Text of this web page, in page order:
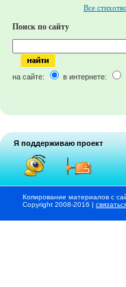
Все
Поиск по сайту
на сайте: в интернете:
Я поддерживаю проект
Копирование материалов с
Copyright 2008-2016 |